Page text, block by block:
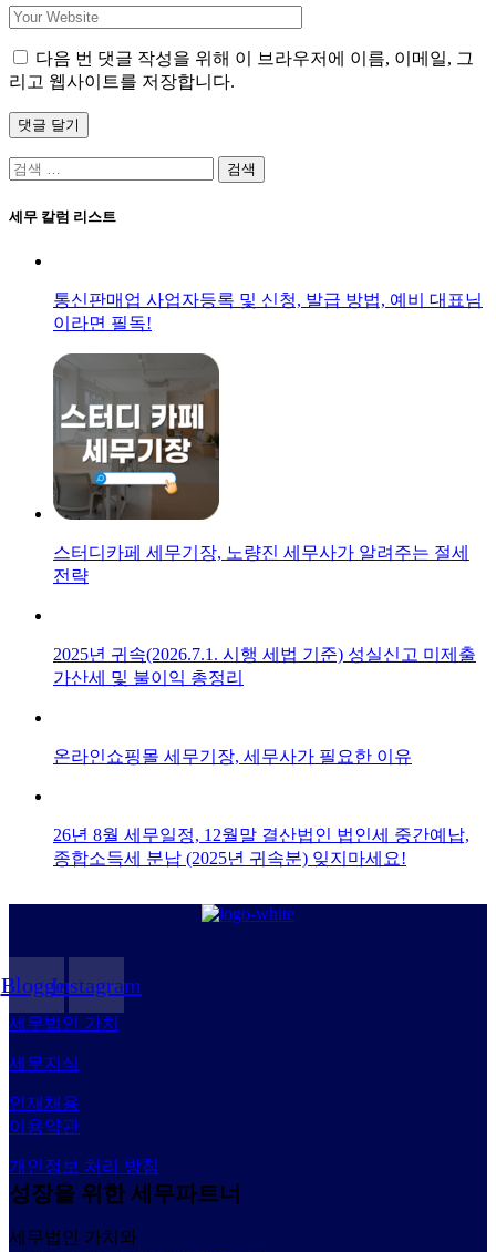
다음 번 댓글 작성을 위해 이 브라우저에 이름, 이메일, 그
리고 웹사이트를 저장합니다.
댓글 달기
검
세무 칼럼 리스트
통신판매업 사업자등록 및 신청, 발급 방법, 예비 대표님
이라면 필독!
스터디카페 세무기장, 노량진 세무사가 알려주는 절세
전략
2025년 귀속(2026.7.1. 시행 세법 기준) 성실신고 미제출
가산세 및 불이익 총정리
온라인쇼핑몰 세무기장, 세무사가 필요한 이유
26년 8월 세무일정, 12월말 결산법인 법인세 중간예납,
종합소득세 분납 (2025년 귀속분) 잊지마세요!
BloggerInstagram
세무법인 가치
세무지식
인재채용
이용약관
개인정보 처리 방침
성장을 위한 세무파트너
세무법인 가치와